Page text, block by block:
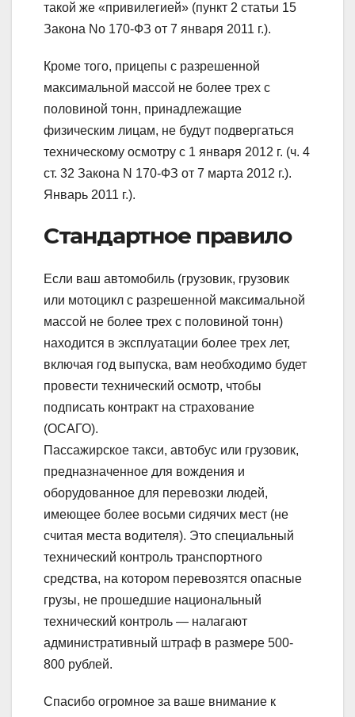
такой же «привилегией» (пункт 2 статьи 15
Закона No 170-ФЗ от 7 января 2011 г.).
Кроме того, прицепы с разрешенной
максимальной массой не более трех с
половиной тонн, принадлежащие
физическим лицам, не будут подвергаться
техническому осмотру с 1 января 2012 г. (ч. 4
ст. 32 Закона N 170-ФЗ от 7 марта 2012 г.).
Январь 2011 г.).
Стандартное правило
Если ваш автомобиль (грузовик, грузовик
или мотоцикл с разрешенной максимальной
массой не более трех с половиной тонн)
находится в эксплуатации более трех лет,
включая год выпуска, вам необходимо будет
провести технический осмотр, чтобы
подписать контракт на страхование
(ОСАГО).
Пассажирское такси, автобус или грузовик,
предназначенное для вождения и
оборудованное для перевозки людей,
имеющее более восьми сидячих мест (не
считая места водителя). Это специальный
технический контроль транспортного
средства, на котором перевозятся опасные
грузы, не прошедшие национальный
технический контроль — налагают
административный штраф в размере 500-
800 рублей.
Спасибо огромное за ваше внимание к